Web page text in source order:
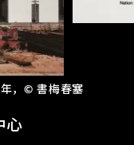
，© 書梅春塞
心